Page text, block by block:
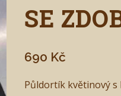
SE
690 Kč
Půldortík květinový s